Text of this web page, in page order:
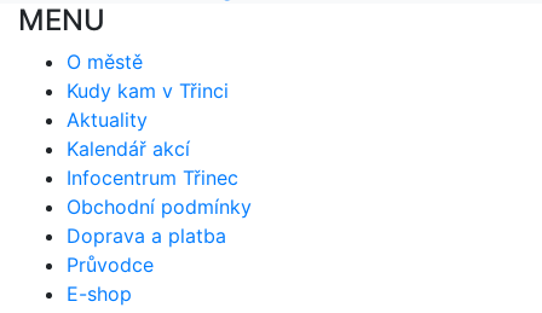
MENU
O městě
Kudy kam v Třinci
Aktuality
Kalendář akcí
Infocentrum Třinec
Obchodní podmínky
Doprava a platba
Průvodce
E-shop